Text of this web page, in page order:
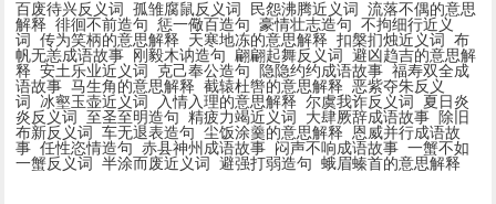
百废待兴反义词 孤雏腐鼠反义词 民怨沸腾近义词
流落不偶的意思
解释
徘徊不前造句 惩一儆百造句 豪情壮志造句
不拘细行近义
词
传为笑柄的意思解释 天寒地冻的意思解释 扣槃扪烛近义词
布
帆无恙成语故事
刚毅木讷造句 翩翩起舞反义词
避凶趋吉的意思解
释
安土乐业近义词 克己奉公造句 隐隐约约成语故事 福寿双全成
语故事 马生角的意思解释 截辕杜辔的意思解释
恶紫夺朱反义
词
冰壑玉壶近义词 入情入理的意思解释 尔虞我诈反义词
夏日炎
炎反义词
至圣至明造句 精疲力竭近义词 大肆厥辞成语故事
除旧
布新反义词
车无退表造句 尘饭涂羹的意思解释
恩威并行成语故
事 任性恣情造句 赤县神州成语故事 闷声不响成语故事 一蟹不如
一蟹反义词
半涂而废近义词 避强打弱造句 蛾眉螓首的意思解释